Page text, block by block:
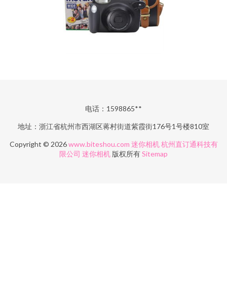
电话：1598865**
地址：浙江省杭州市西湖区蒋村街道紫霞街176号1号楼810室
Copyright © 2026www.biteshou.com 迷你相机 杭州直订通科技有
限公司 迷你相机 版权所有Sitemap